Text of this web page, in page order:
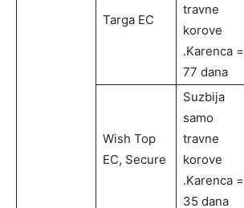
Targa EC
travne
korove
.Karenca =
77 dana
Wish Top
EC, Secure
Suzbija
samo
travne
korove
.Karenca =
35 dana